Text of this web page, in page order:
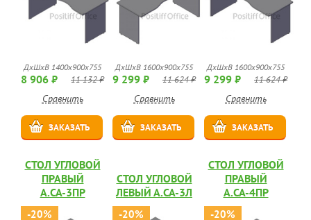
ДхШхВ 1400х900х755
8 906 ₽ 11 132 ₽
Сравнить
ЗАКАЗАТЬ
ДхШхВ 1600х900х755
9 299 ₽ 11 624 ₽
Сравнить
ЗАКАЗАТЬ
ДхШхВ 1600х900х755
9 299 ₽ 11 624 ₽
Сравнить
ЗАКАЗАТЬ
СТОЛ УГЛОВОЙ
ПРАВЫЙ
А.СА-3ПР
-20%
СТОЛ УГЛОВОЙ
ЛЕВЫЙ А.СА-3Л
-20%
СТОЛ УГЛОВОЙ
ПРАВЫЙ
А.СА-4ПР
-20%